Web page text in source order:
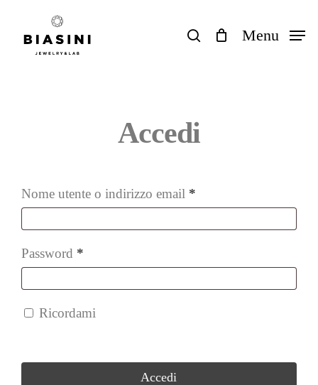
search Menu
Carrello
Close
Cart
Accedi
Nome utente o indirizzo email *Richiesto
Password *Richiesto
Ricordami
Accedi